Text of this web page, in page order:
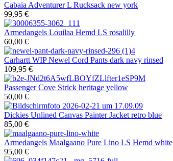
Cabaia Adventurer L Rucksack new york
99,95 €
Armedangels Louilaa Hemd LS rosalilly
60,00 €
Carhartt WIPNewel Cord Pants dark navy rinsed
109,95 €
PassengerCove Strick heritage yellow
50,00 €
Dickies Unlined Canvas Painter Jacket retro blue
85,00 €
Armedangels Maalgaano Pure Lino LS Hemd white
95,00 €